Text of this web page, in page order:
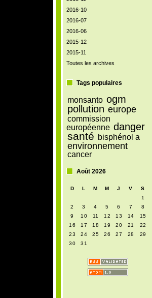
2016-10
2016-07
2016-06
2015-12
2015-11
Toutes les archives
Tags populaires
monsanto ogm
pollution europe
commission
européenne danger
santé bisphénol a
environnement
cancer
Août 2026
D L M M J V
S
1
2
3 4 5 6 7
8
9
10 11 12 13 14
15
16
17 18 19 20 21
22
23
24 25 26 27 28
29
30
31